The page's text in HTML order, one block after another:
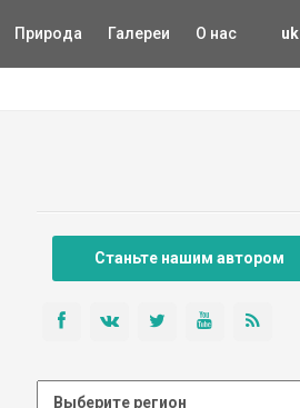
uk
Природа Галереи О нас
Станьте нашим автором